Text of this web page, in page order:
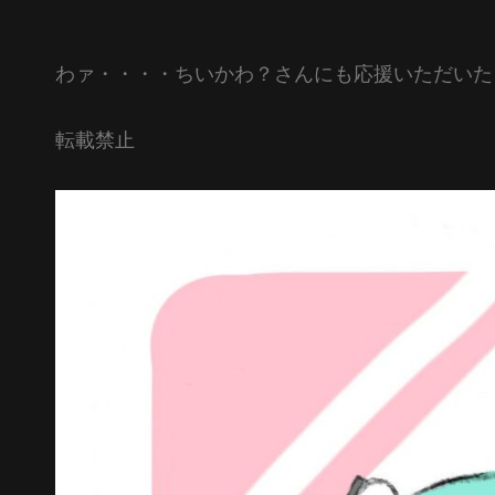
わァ・・・・ちいかわ？さんにも応援いただい
転載禁止